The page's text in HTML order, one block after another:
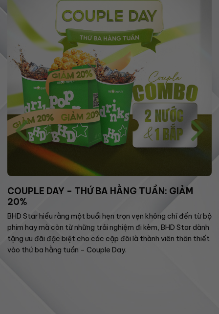
COUPLE DAY – THỨ BA HẰNG TUẦN: GIẢM
20%
BHD Star hiểu rằng một buổi hẹn trọn vẹn không chỉ đến từ bộ
phim hay mà còn từ những trải nghiệm đi kèm, BHD Star dành
tặng ưu đãi đặc biệt cho các cặp đôi là thành viên thân thiết
vào thứ ba hằng tuần – Couple Day.